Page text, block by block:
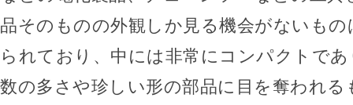
品そのものの外観しか見る機会がないも
られており、中には非常にコンパクトで
数の多さや珍しい形の部品に目を奪われ